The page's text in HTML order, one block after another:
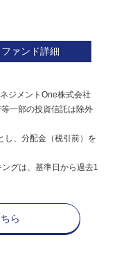
ファンド詳細
ジメントOne株式会社
一部の投資信託は除外
、分配金（税引前）を
グは、基準日から過去1
ら